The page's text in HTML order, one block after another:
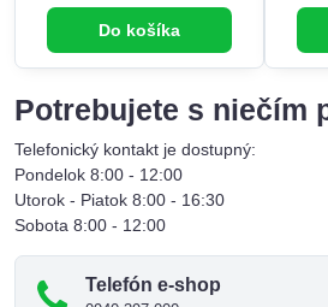
Do košíka
Potrebujete s niečím
Telefonický kontakt je dostupný:
Pondelok 8:00 - 12:00
Utorok - Piatok 8:00 - 16:30
Sobota 8:00 - 12:00
Telefón e-shop